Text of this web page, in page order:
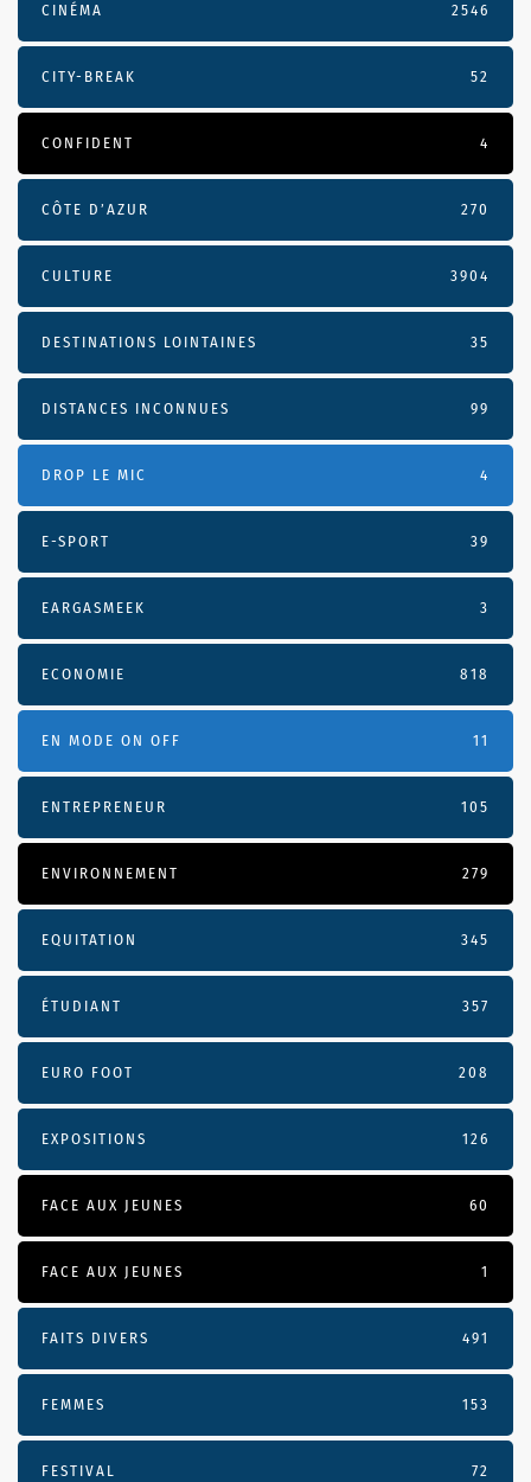
CINÉMA 2546
CITY-BREAK 52
CONFIDENT 4
CÔTE D’AZUR 270
CULTURE 3904
DESTINATIONS LOINTAINES 35
DISTANCES INCONNUES 99
DROP LE MIC 4
E-SPORT 39
EARGASMEEK 3
ECONOMIE 818
EN MODE ON OFF 11
ENTREPRENEUR 105
ENVIRONNEMENT 279
EQUITATION 345
ÉTUDIANT 357
EURO FOOT 208
EXPOSITIONS 126
FACE AUX JEUNES 60
FACE AUX JEUNES 1
FAITS DIVERS 491
FEMMES 153
FESTIVAL 72